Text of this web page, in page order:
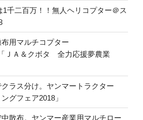
1千二百万！！無人ヘリコプター＠ス
用マルチコプター
ＪＡ＆クボタ 全力応援夢農業
ラス分け。ヤンマートラクター
グフェア2018」
散布。ヤンマー産業用マルチロー